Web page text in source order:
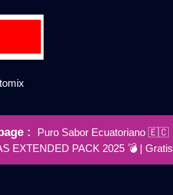
Newer
Posts
Puro Sabor Ecuatoriano 🇪🇨
EXTENDED PACK 2025 💣 | Gratis